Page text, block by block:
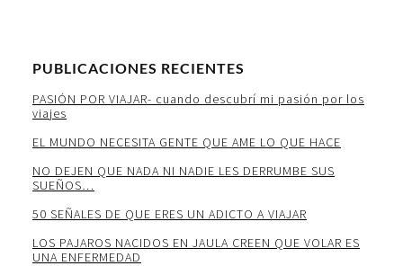
PUBLICACIONES RECIENTES
PASIÓN POR VIAJAR- cuando descubrí mi pasión por los
viajes
EL MUNDO NECESITA GENTE QUE AME LO QUE HACE
NO DEJEN QUE NADA NI NADIE LES DERRUMBE SUS
SUEÑOS…
50 SEÑALES DE QUE ERES UN ADICTO A VIAJAR
LOS PAJAROS NACIDOS EN JAULA CREEN QUE VOLAR ES
UNA ENFERMEDAD